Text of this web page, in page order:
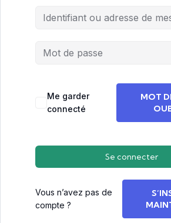
Me garder
connecté
MOT
Se connecter
Vous n’avez pas de
compte ?